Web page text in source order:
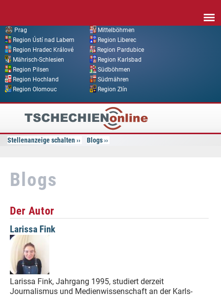
Prag
Mittelböhmen
Region Ústí nad Labem
Region Liberec
Region Hradec Králové
Region Pardubice
Mährisch-Schlesien
Region Karlsbad
Region Pilsen
Südböhmen
Region Hochland
Südmähren
Region Olomouc
Region Zlín
Tschechien
Online
Stellenanzeige schalten Blogs
Blogs
Der Autor
Larissa Fink
Larissa Fink, Jahrgang 1995, studiert derzeit
Journalismus und Medienwissenschaft an der Karls-